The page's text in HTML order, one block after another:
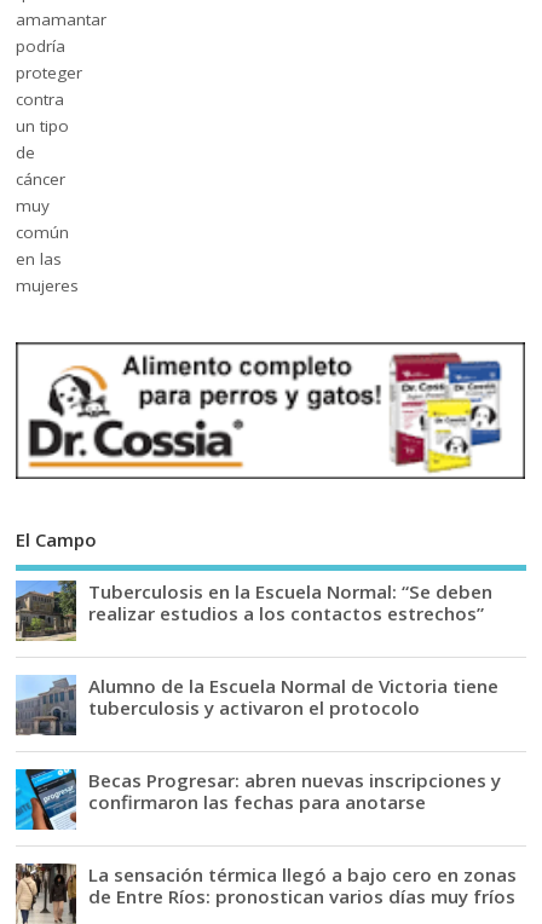
El Campo
Tuberculosis en la Escuela Normal: “Se deben
realizar estudios a los contactos estrechos”
Alumno de la Escuela Normal de Victoria tiene
tuberculosis y activaron el protocolo
Becas Progresar: abren nuevas inscripciones y
confirmaron las fechas para anotarse
La sensación térmica llegó a bajo cero en zonas
de Entre Ríos: pronostican varios días muy fríos